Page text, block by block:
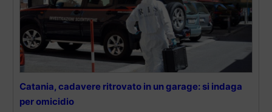
Catania, cadavere ritrovato in un garage: si indaga
per omicidio